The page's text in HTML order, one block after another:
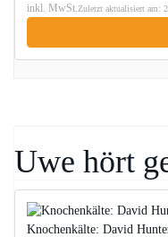
inkl. MwSt. Zuletzt aktualisiert am:
Uwe hört
Knochenkälte: David